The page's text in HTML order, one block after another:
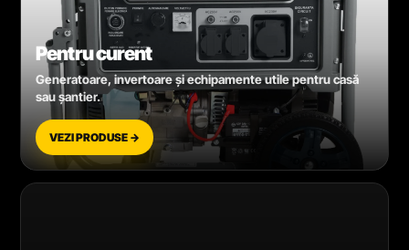
Pentru curent
Generatoare, invertoare și echipamente utile pentru casă
sau șantier.
VEZI PRODUSE →